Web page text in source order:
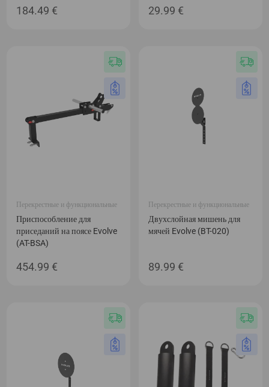
184.49 € 29.99 €
Перекрестные и функциональные
Приспособление для
приседаний на поясе Evolve
(AT-BSA)
454.99 €
Перекрестные и функциональные
Двухслойная мишень для
мячей Evolve (BT-020)
89.99 €